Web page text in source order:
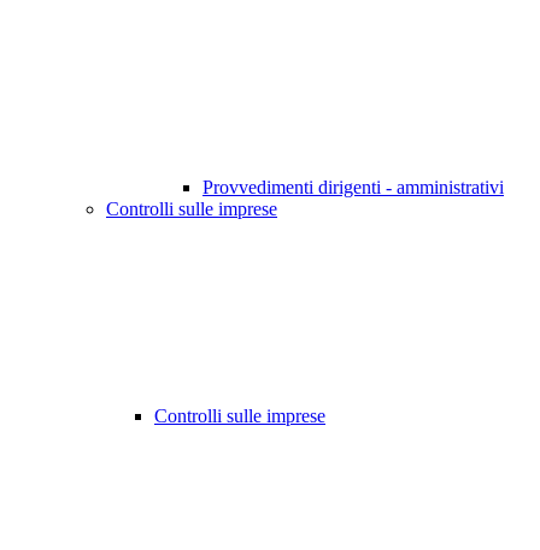
Provvedimenti dirigenti - amministrativi
Controlli sulle imprese
Controlli sulle imprese